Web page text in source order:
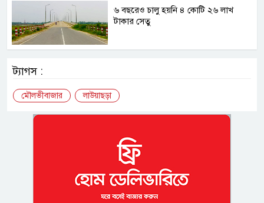
৬ বছরেও চালু হয়নি ৪ কোটি ২৬ লাখ
টাকার সেতু
ট্যাগস :
মৌলভীবাজার লাউয়াছড়া